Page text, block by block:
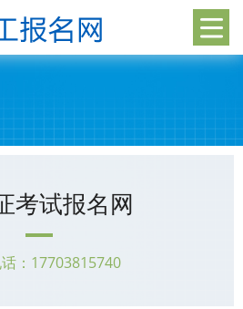
考试报名网
：17703815740